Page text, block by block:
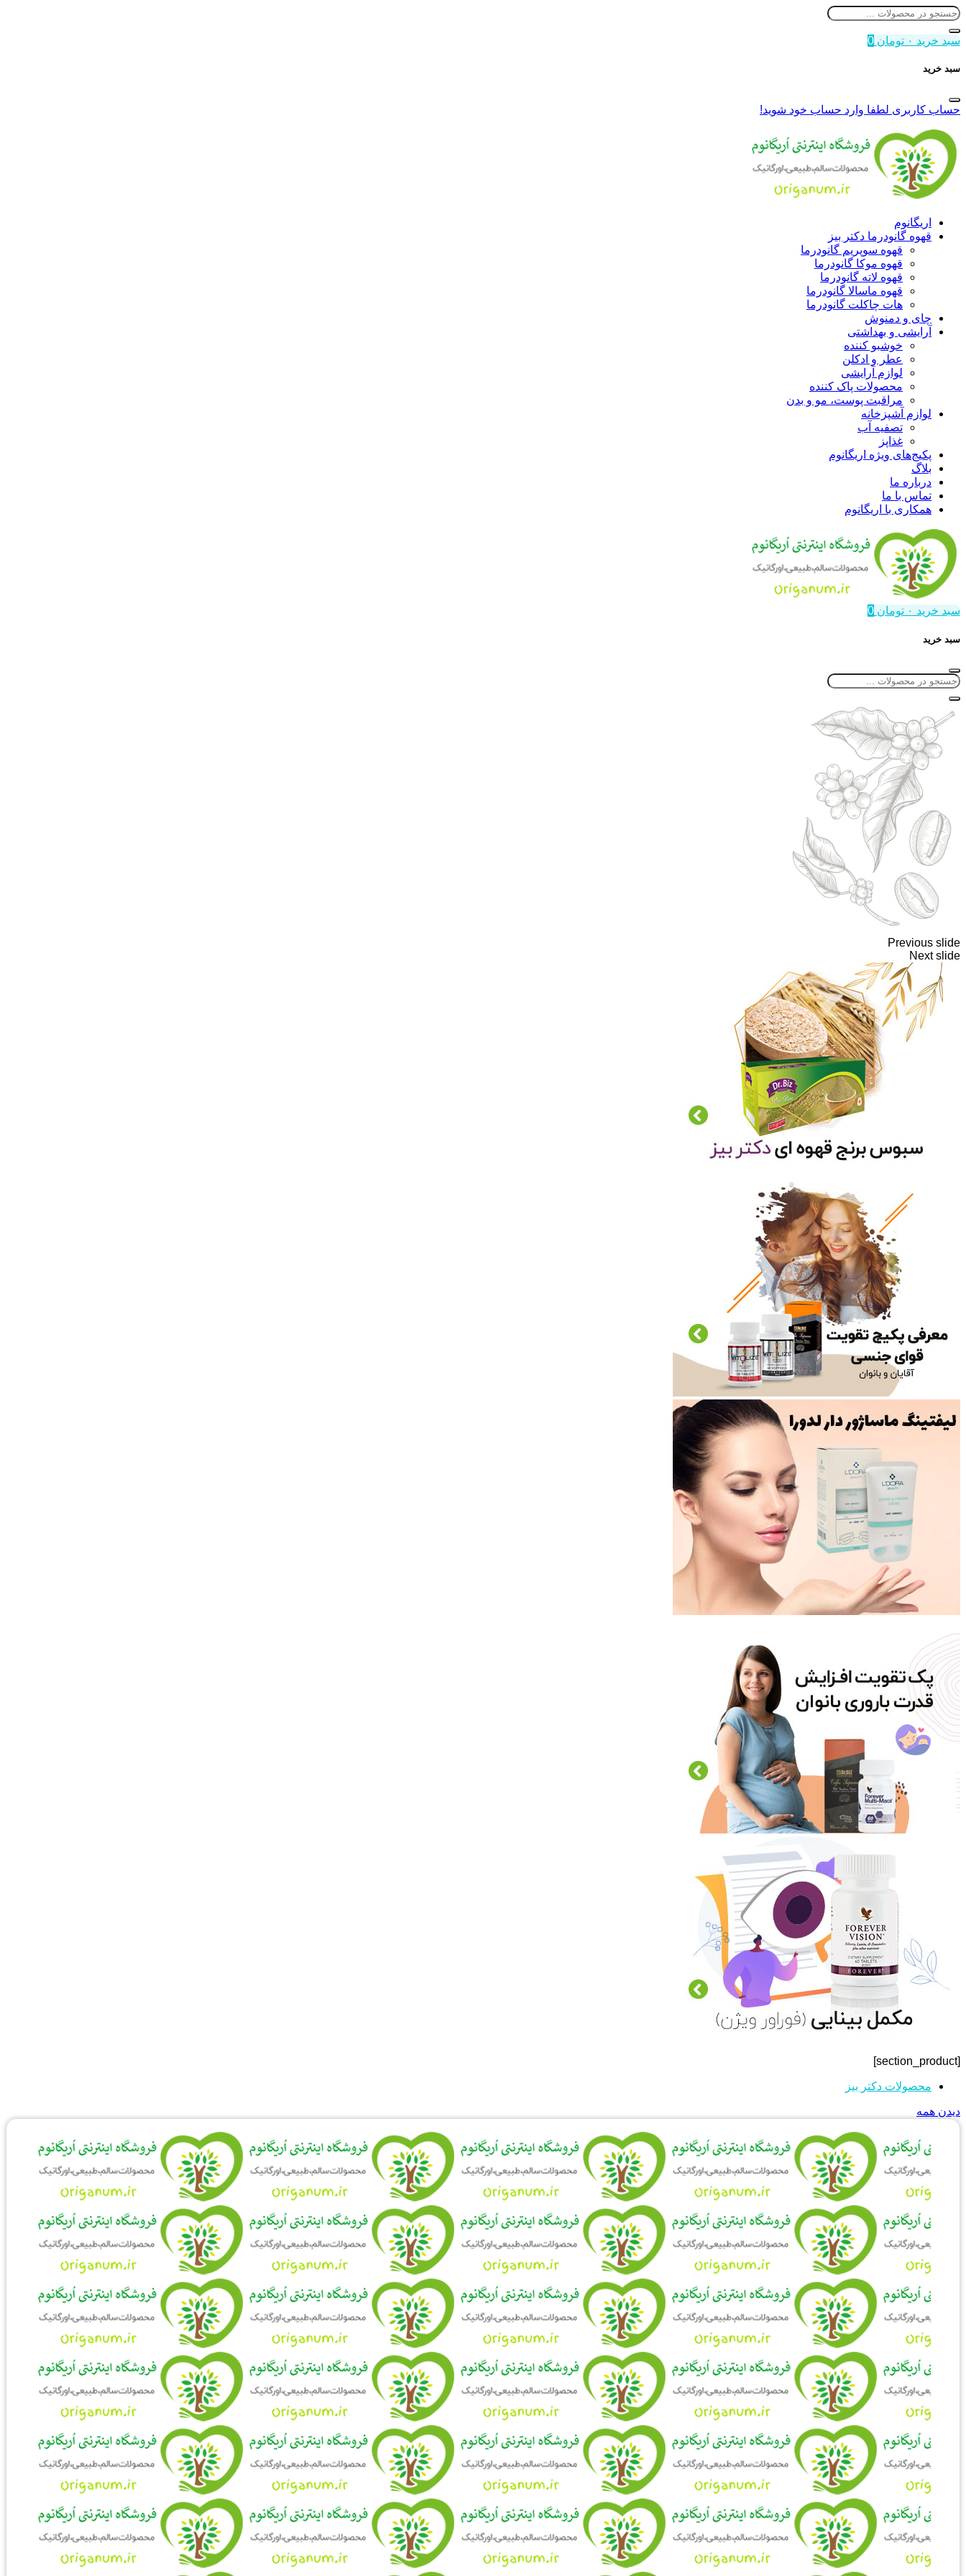
سبد خرید ۰ تومان 0
سبد خرید
حساب کاربری لطفا وارد حساب خود شوید!
اریگانوم
قهوه گانودرما دکتر بیز
قهوه سوپریم گانودرما
قهوه موکا گانودرما
قهوه لاته گانودرما
قهوه ماسالا گانودرما
هات چاکلت گانودرما
چای و دمنوش
آرایشی و بهداشتی
خوشبو کننده
عطر و ادکلن
لوازم آرایشی
محصولات پاک کننده
مراقبت پوست، مو و بدن
لوازم آشپزخانه
تصفیه آب
غذاپز
پکیج‌های ویژه اریگانوم
بلاگ
درباره ما
تماس با ما
همکاری با اریگانوم
سبد خرید ۰ تومان 0
سبد خرید
Previous slide
Next slide
[section_product]
محصولات دکتر بیز
دیدن همه